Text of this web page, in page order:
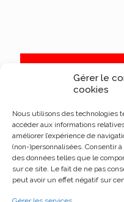
Gérer le
cookies
Nous utilisons des technologies
accéder aux informations
améliorer l’expérience de
(non-)personnalisées. Consentir
des données telles que le
sur ce site. Le fait de ne pas
peut avoir un effet négatif sur